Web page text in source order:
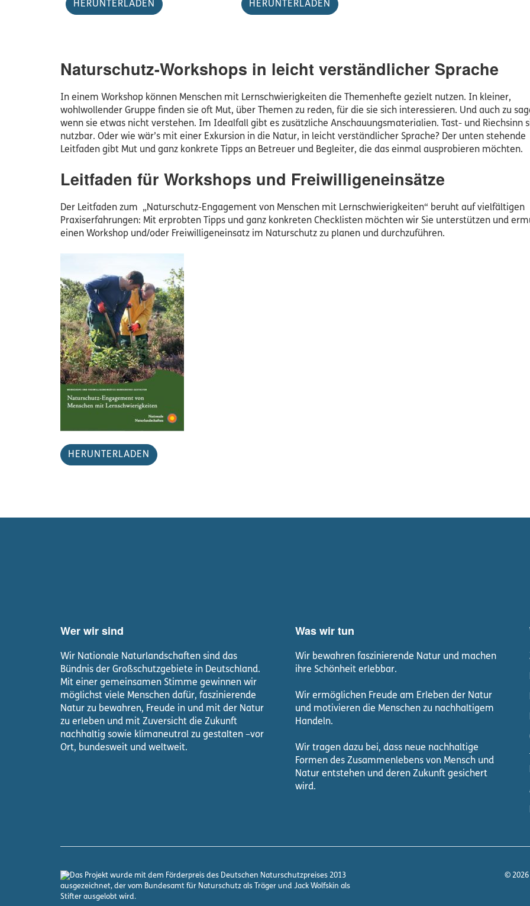
HERUNTERLADEN HERUNTERLADEN
Naturschutz-Workshops in leicht verständlicher Sprache
In einem Workshop können Menschen mit Lernschwierigkeiten die Themenhefte gezielt nutzen. In kleiner,
wohlwollender Gruppe finden sie oft Mut, über Themen zu reden, für die sie sich interessieren. Und auch zu
wenn sie etwas nicht verstehen. Im Idealfall gibt es zusätzliche Anschauungsmaterialien. Tast- und Riechsinn
nutzbar. Oder wie wär’s mit einer Exkursion in die Natur, in leicht verständlicher Sprache? Der unten stehende
Leitfaden gibt Mut und ganz konkrete Tipps an Betreuer und Begleiter, die das einmal ausprobieren möchten.
Leitfaden für Workshops und Freiwilligeneinsätze
Der Leitfaden zum „Naturschutz-Engagement von Menschen mit Lernschwierigkeiten“ beruht auf vielfältigen
Praxiserfahrungen: Mit erprobten Tipps und ganz konkreten Checklisten möchten wir Sie unterstützen und
einen Workshop und/oder Freiwilligeneinsatz im Naturschutz zu planen und durchzuführen.
HERUNTERLADEN
Wer wir sind
Wir Nationale Naturlandschaften sind das
Bündnis der Großschutzgebiete in Deutschland.
Mit einer gemeinsamen Stimme gewinnen wir
möglichst viele Menschen dafür, faszinierende
Natur zu bewahren, Freude in und mit der Natur
zu erleben und mit Zuversicht die Zukunft
nachhaltig sowie klimaneutral zu gestalten –vor
Ort, bundesweit und weltweit.
Was wir tun
Wir bewahren faszinierende Natur und machen
ihre Schönheit erlebbar.
Wir ermöglichen Freude am Erleben der Natur
und motivieren die Menschen zu nachhaltigem
Handeln.
Wir tragen dazu bei, dass neue nachhaltige
Formen des Zusammenlebens von Mensch und
Natur entstehen und deren Zukunft gesichert
wird.
© 2026